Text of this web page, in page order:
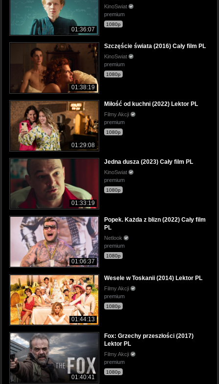
01:36:07
KinoSwiat
premium
1080p
01:38:19
Szczęście świata (2016) Cały film PL
KinoSwiat
premium
1080p
01:29:08
Miłość od kuchni (2022) Lektor PL
Filmy Akcji
premium
1080p
01:33:19
Jedna dusza (2023) Cały film PL
KinoSwiat
premium
1080p
01:06:37
Popek. Każda z blizn (2022) Cały film
PL
Netlook
premium
1080p
01:44:13
Wesele w Toskanii (2014) Lektor PL
Filmy Akcji
premium
1080p
01:40:41
Fox: Grzechy przeszłości (2017)
Lektor PL
Filmy Akcji
premium
1080p